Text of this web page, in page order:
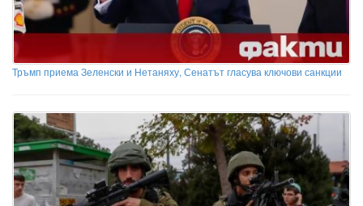
Тръмп приема Зеленски и Нетаняху, Сенатът гласува ключови санкции